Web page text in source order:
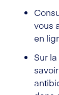
vous
en
Sur